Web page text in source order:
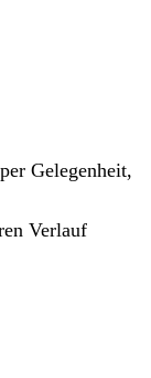
Gelegenheit,
Verlauf